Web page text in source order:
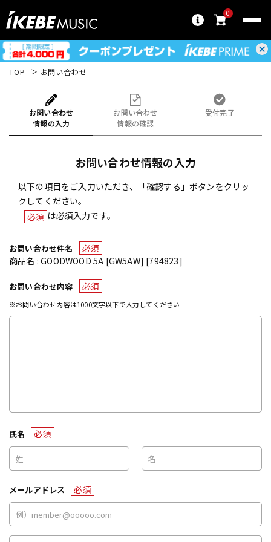
0
TOP お問い合わせ
お問い合わせ
情報の入力
お問い合わせ
情報の確認
受付完了
お問い合わせ情報の入力
以下の項目をご入力いただき、「確認する」ボタンをクリッ
クしてください。
必須 は必須入力です。
お問い合わせ件名
必須
商品名 : GOODWOOD 5A [GW5AW] [794823]
お問い合わせ内容 必須
※お問い合わせ内容は1000文字以下で入力してください
氏名 必須
メールアドレス 必須